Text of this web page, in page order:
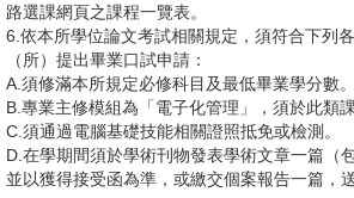
教材試閱
校友發展追蹤
畢業生流向調查
學分班
考試項目及日程
視訊口試規範
English
路選課網頁之課程一覽表。
6.依本所學位論文考試相關規定，須符合下列
（所）提出畢業口試申請：
A.須修滿本所規定必修科目及最低畢業學分數。
B.專業主修模組為「電子化管理」，須於此類
C.須通過電腦基礎技能相關證照抵免或檢測。
D.在學期間須於學術刊物發表學術文章一篇（
並以獲得接受函為準，或繳交個案報告一篇，